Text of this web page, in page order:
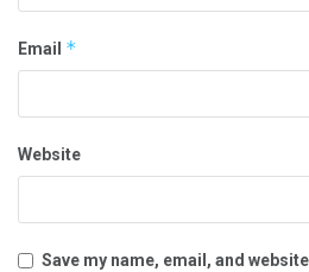
Email *
Website
Save my name, email, and